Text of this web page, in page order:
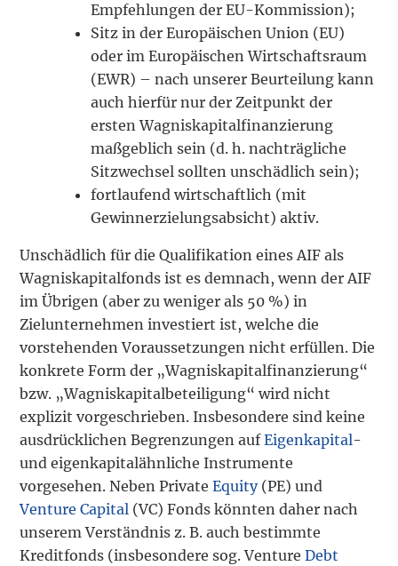
Empfehlungen der EU-Kommission);
Sitz in der Europäischen Union (EU)
oder im Europäischen Wirtschaftsraum
(EWR) – nach unserer Beurteilung kann
auch hierfür nur der Zeitpunkt der
ersten Wagniskapitalfinanzierung
maßgeblich sein (d. h. nachträgliche
Sitzwechsel sollten unschädlich sein);
fortlaufend wirtschaftlich (mit
Gewinnerzielungsabsicht) aktiv.
Unschädlich für die Qualifikation eines AIF als
Wagniskapitalfonds ist es demnach, wenn der AIF
im Übrigen (aber zu weniger als 50 %) in
Zielunternehmen investiert ist, welche die
vorstehenden Voraussetzungen nicht erfüllen. Die
konkrete Form der „Wagniskapitalfinanzierung“
bzw. „Wagniskapitalbeteiligung“ wird nicht
explizit vorgeschrieben. Insbesondere sind keine
ausdrücklichen Begrenzungen aufEigenkapital-
und eigenkapitalähnliche Instrumente
vorgesehen. Neben PrivateEquity(PE) und
Venture Capital (VC) Fonds könnten daher nach
unserem Verständnis z. B. auch bestimmte
Kreditfonds (insbesondere sog. VentureDebt